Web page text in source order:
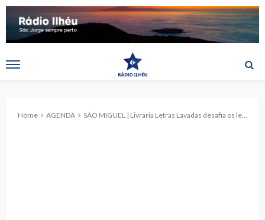
Home AGENDA SÃO MIGUEL | Livraria Letras Lavadas desafia os leitores a terem um encontro às cegas com livros e a encontrar cartas de amor espalhadas pela cidade de Ponta Delgada na semana de São Valentim